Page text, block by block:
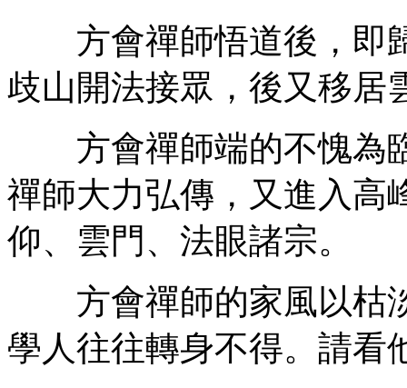
方會禪師悟道後，即
歧山開法接眾，後又移居
方會禪師端的不愧為
禪師大力弘傳，又進入高
仰、雲門、法眼諸宗。
方會禪師的家風以枯
學人往往轉身不得。請看